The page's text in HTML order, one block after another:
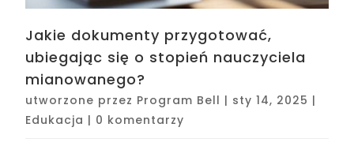
Jakie dokumenty przygotować,
ubiegając się o stopień nauczyciela
mianowanego?
utworzone przez Program Bell | sty 14, 2025 |
Edukacja | 0 komentarzy